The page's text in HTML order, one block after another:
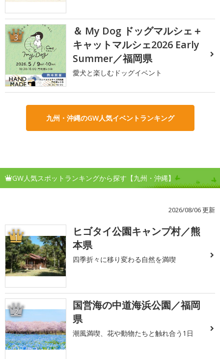
3
＆ My Dog ドッグマルシェ＋
キャットマルシェ2026 Early
Summer／福岡県
愛犬と楽しむドッグイベント
九州・沖縄のGW人気イベントランキング
GW人気スポットランキングから探す【九州・沖縄】
2026/08/06 更新
1
ヒゴタイ公園キャンプ村／熊
本県
四季折々に移り変わる自然を満喫
2
国営海の中道海浜公園／福岡
県
潮風満喫、花や動物たちと触れ合う1日